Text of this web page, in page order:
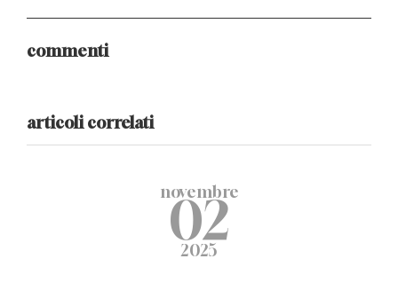
commenti
articoli correlati
novembre
02
2025